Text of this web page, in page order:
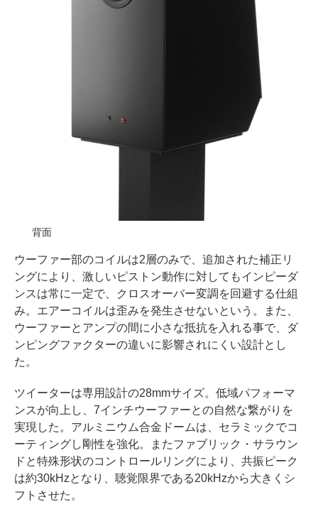
背面
ウーファー部のコイルは2層のみで、追加された補正リ
ングにより、激しいピストン動作に対してもインピーダ
ンスは常に一定で、クロスオーバー変調を回避する仕組
み。エアーコイルは歪みを発生させないという。また、
ウーファーとアンプの間に小さな抵抗を入れる事で、ダ
ンピングファクターの違いに影響されにくい設計とし
た。
ツイーターは専用設計の28mmサイズ。低域パフォーマ
ンスが向上し、7インチウーファーとの自然な繋がりを
実現した。アルミニウム合金ドームは、セラミックでコ
ーティングし剛性を強化。またファブリック・サラウン
ドと特殊形状のコントロールリングにより、共振ピーク
は約30kHzとなり、聴覚限界である20kHzから大きくシ
フトさせた。